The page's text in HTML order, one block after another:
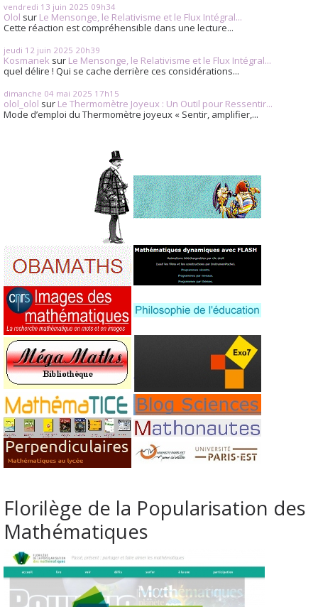
vendredi 13 juin 2025 09h34
Olol sur Le Mensonge, le Relativisme et le Flux Intégral...
Cette réaction est compréhensible dans une lecture...
jeudi 12 juin 2025 20h39
Kosmanek sur Le Mensonge, le Relativisme et le Flux Intégral...
quel délire ! Qui se cache derrière ces considérations...
dimanche 04 mai 2025 17h15
olol_olol sur Le Thermomètre Joyeux : Un Outil pour Ressentir...
Mode d’emploi du Thermomètre joyeux « Sentir, amplifier,...
Florilège de la Popularisation des
Mathématiques